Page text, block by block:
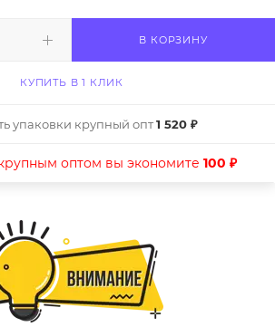
В КОРЗИНУ
КУПИТЬ В 1 КЛИК
упаковки крупный опт1 520 ₽
оптом вы экономите 100 ₽